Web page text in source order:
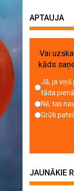
APTAUJA
Vai
kāds
Jā, ja viņš
tāda
Nē, tas
Grūti
JAUNĀKIE